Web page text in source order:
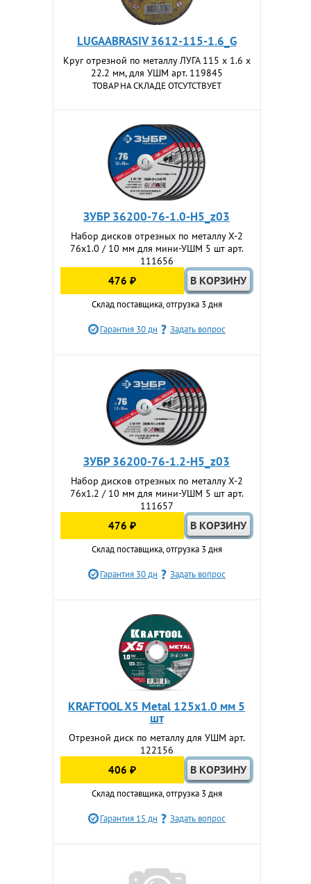
LUGAABRASIV 3612-115-1.6_G
Круг отрезной по металлу ЛУГА 115 x 1.6 x
22.2 мм, для УШМ арт. 119845
ТОВАР НА СКЛАДЕ ОТСУТСТВУЕТ
ЗУБР 36200-76-1.0-H5_z03
Набор дисков отрезных по металлу Х-2
76х1.0 / 10 мм для мини-УШМ 5 шт арт.
111656
476 ₽
Склад поставщика, отгрузка 3 дня
Гарантия 30 дн Задать вопрос
ЗУБР 36200-76-1.2-H5_z03
Набор дисков отрезных по металлу Х-2
76х1.2 / 10 мм для мини-УШМ 5 шт арт.
111657
476 ₽
Склад поставщика, отгрузка 3 дня
Гарантия 30 дн Задать вопрос
KRAFTOOL X5 Metal 125x1.0 мм 5
шт
Отрезной диск по металлу для УШМ арт.
122156
406 ₽
Склад поставщика, отгрузка 3 дня
Гарантия 15 дн Задать вопрос